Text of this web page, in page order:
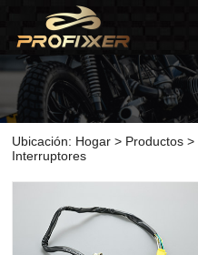
Ubicación: Hogar > Productos >
Interruptores